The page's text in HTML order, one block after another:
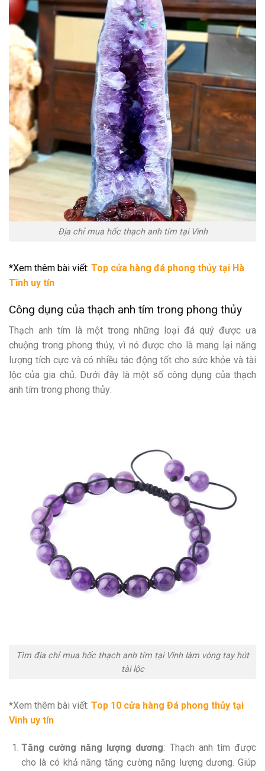
Địa chỉ mua hốc thạch anh tím tại Vinh
*Xem thêm bài viết: Top cửa hàng đá phong thủy tại Hà
Tĩnh uy tín
Công dụng của thạch anh tím trong phong thủy
Thạch anh tím là một trong những loại đá quý được ưa
chuộng trong phong thủy, vì nó được cho là mang lại năng
lượng tích cực và có nhiều tác động tốt cho sức khỏe và tài
lộc của gia chủ. Dưới đây là một số công dụng của thạch
anh tím trong phong thủy:
Tìm địa chỉ mua hốc thạch anh tím tại Vinh làm vòng tay hút
tài lộc
*Xem thêm bài viết: Top 10 cửa hàng Đá phong thủy tại
Vinh uy tín
Tăng cường năng lượng dương: Thạch anh tím được
cho là có khả năng tăng cường năng lượng dương. Giúp